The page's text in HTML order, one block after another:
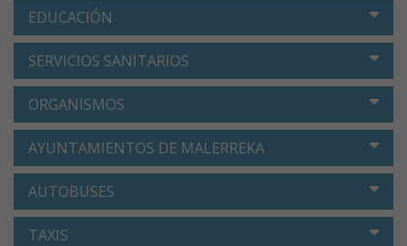
EDUCACIÓN
SERVICIOS SANITARIOS
ORGANISMOS
AYUNTAMIENTOS DE MALERREKA
AUTOBUSES
TAXIS